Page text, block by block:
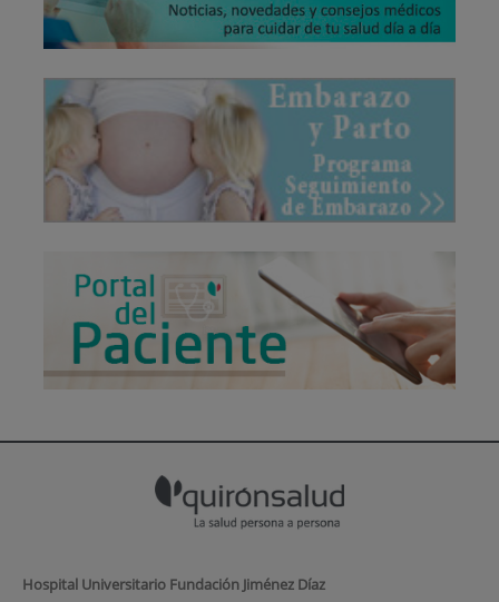
Hospital Universitario Fundación Jiménez Díaz